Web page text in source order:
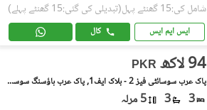
شامل کی:15 گھنٹے پہل (تبدیلی کی گئی:15 گھنٹے پہلے)
ایس ایم ایس کال
PKR 94 لاکھ
پاک عرب سوسائٹی فیز 2 - بلاک ایف1, پاک عرب ہاؤسنگ سوسائٹی فیز 2
3
3 5 مرلہ